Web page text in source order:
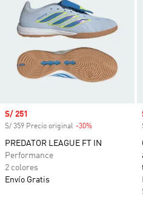
Precio de venta
S/ 251
S/ 359 Precio original -30%
PREDATOR LEAGUE FT IN
Performance
2 colores
Envío Gratis